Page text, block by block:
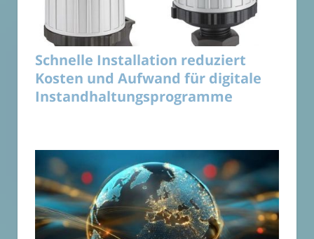
Schnelle Installation reduziert
Kosten und Aufwand für digitale
Instandhaltungsprogramme